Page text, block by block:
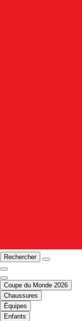
Rechercher
Coupe du Monde 2026
Chaussures
Équipes
Enfants